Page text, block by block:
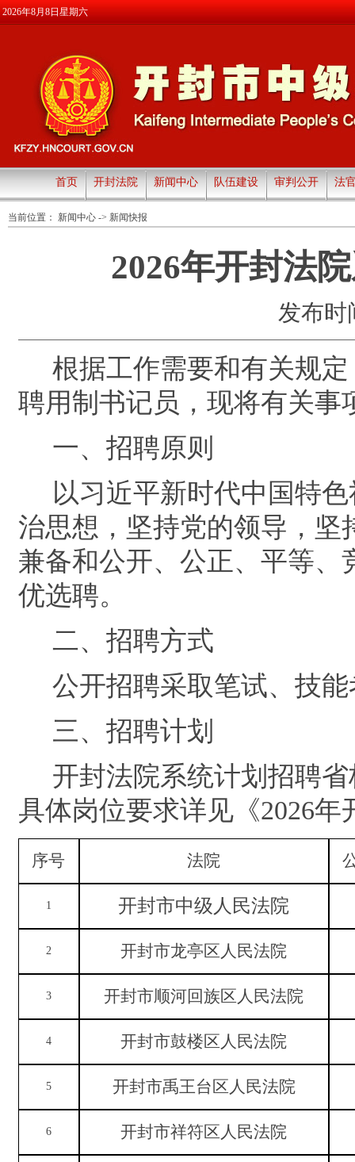
2026年8月8日星期六
首页 开封法院 新闻中心 队伍建设 审判公开 法
当前位置： 新闻中心 -> 新闻快报
2026年开封法
发布时
根据工作需要和有关规
聘用制书记员，现将有关事
一、招聘原则
以习近平新时代中国特
治思想，坚持党的领导，
兼备和公开、公正、平等、
优选聘。
二、 招聘方式
公开招聘采取笔试、技
三、 招聘计划
开封法院系统计划招聘
具体岗位要求详见《2026年
序号 法院
1 开封市中级人民法院
2 开封市龙亭区人民法院
3 开封市顺河回族区人民法院
4 开封市鼓楼区人民法院
5 开封市禹王台区人民法院
6 开封市祥符区人民法院